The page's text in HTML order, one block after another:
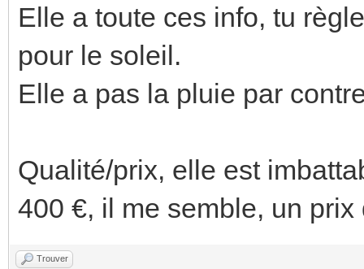
Elle a toute ces info, tu
pour le soleil.
Elle a pas la pluie par
Qualité/prix, elle est
400 €, il me semble, un prix
Trouver